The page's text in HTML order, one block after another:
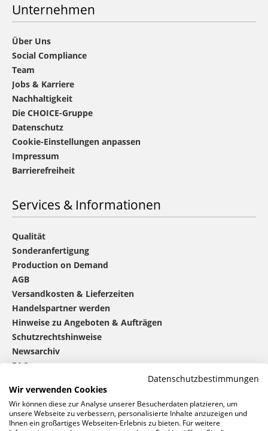
Unternehmen
Über Uns
Social Compliance
Team
Jobs & Karriere
Nachhaltigkeit
Die CHOICE-Gruppe
Datenschutz
Cookie-Einstellungen anpassen
Impressum
Barrierefreiheit
Services & Informationen
Qualität
Sonderanfertigung
Production on Demand
AGB
Versandkosten & Lieferzeiten
Handelspartner werden
Hinweise zu Angeboten & Aufträgen
Schutzrechtshinweise
Newsarchiv
FAQ
mbw®kontaktieren
Datenschutzbestimmungen
Wir verwenden Cookies
Wir können diese zur Analyse unserer Besucherdaten platzieren, um
unsere Webseite zu verbessern, personalisierte Inhalte anzuzeigen und
Ihnen ein großartiges Webseiten-Erlebnis zu bieten. Für weitere